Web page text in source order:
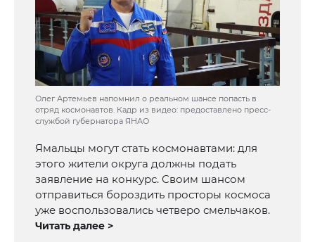
Олег Артемьев напомнил о реальном шансе попасть в
отряд космонавтов. Кадр из видео: предоставлено пресс-
службой губернатора ЯНАО
Ямальцы могут стать космонавтами: для
этого жители округа должны подать
заявление на конкурс. Своим шансом
отправиться бороздить просторы космоса
уже воспользовались четверо смельчаков.
Читать далее >